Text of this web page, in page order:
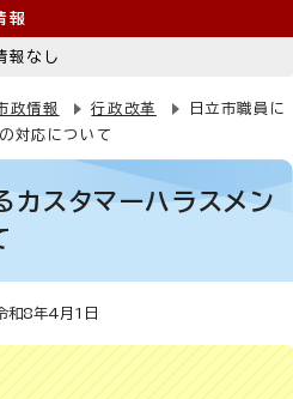
報
報なし
政情報 行政改革
日立市職員に
対応について
カスタマーハラスメン
和8年4月1日